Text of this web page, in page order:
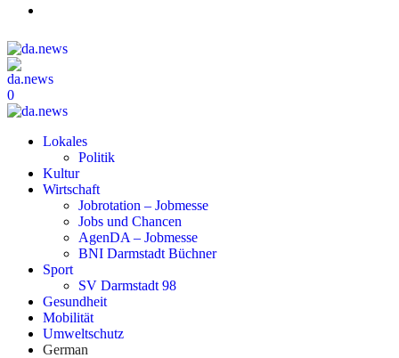
0
Lokales
Politik
Kultur
Wirtschaft
Jobrotation – Jobmesse
Jobs und Chancen
AgenDA – Jobmesse
BNI Darmstadt Büchner
Sport
SV Darmstadt 98
Gesundheit
Mobilität
Umweltschutz
German